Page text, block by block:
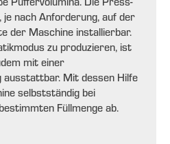
je nach Anforderung, auf der
der Maschine installierbar.
zu produzieren, ist
mit einer
ausstattbar. Mit dessen Hilfe
selbstständig bei
Füllmenge ab.